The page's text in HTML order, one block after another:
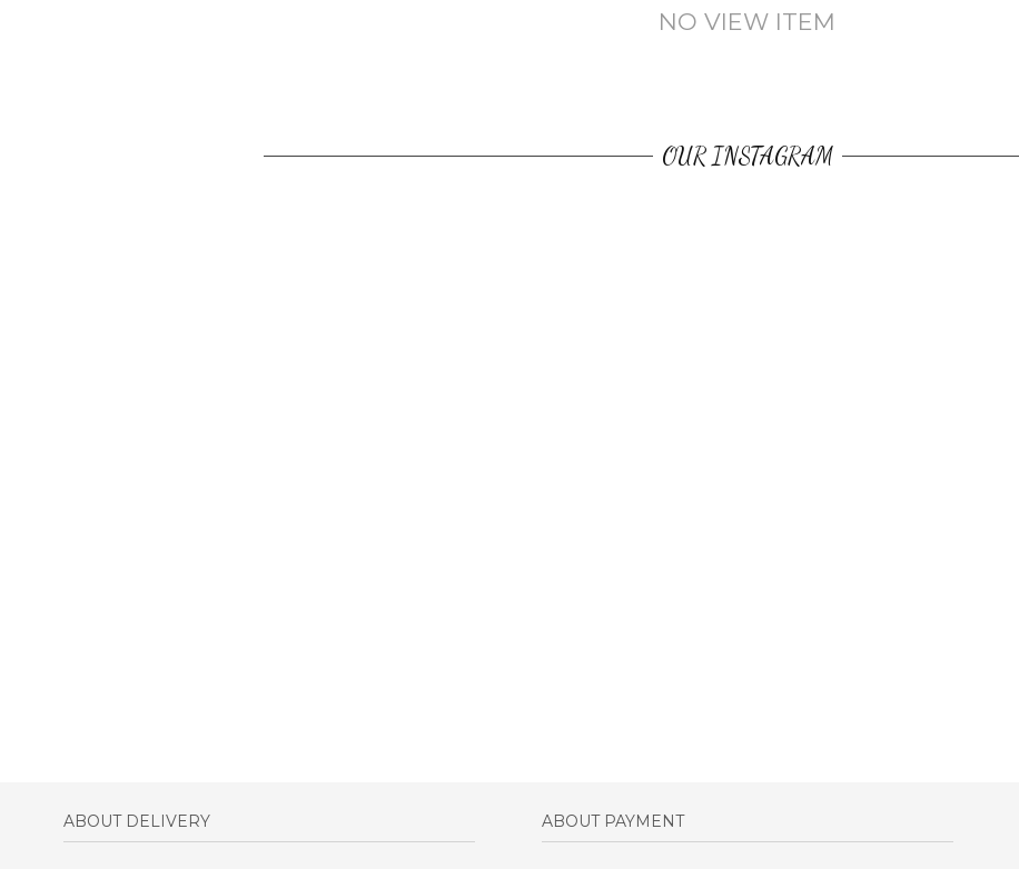
NO VIEW ITEM
OUR INSTAGRAM
ABOUT DELIVERY ABOUT PAYMENT